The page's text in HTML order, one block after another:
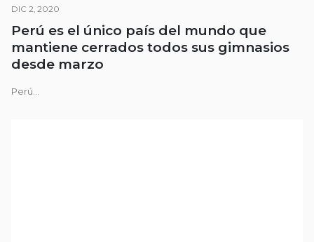
DIC 2, 2020
Perú es el único país del mundo que
mantiene cerrados todos sus gimnasios
desde marzo
Perú...